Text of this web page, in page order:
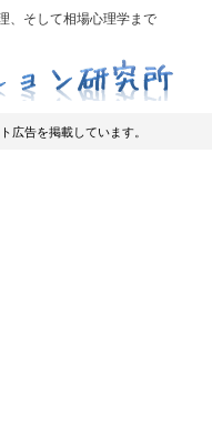
、そして相場心理学まで
広告を掲載しています。